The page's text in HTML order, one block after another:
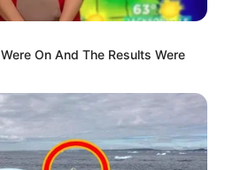
CaraOn And The Results Were